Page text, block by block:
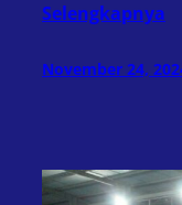
Selengkapnya
November 24,